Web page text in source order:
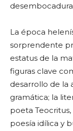
La época
sorprendente
estatus de la
figuras clave
desarrollo de la
gramática; la
poeta
poesía idílica y